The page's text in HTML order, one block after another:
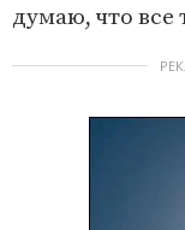
думаю, что все